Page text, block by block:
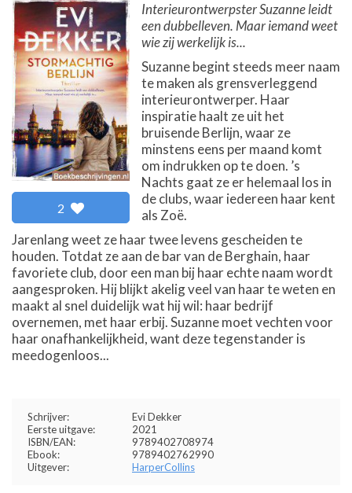
2
Interieurontwerpster Suzanne leidt
een dubbelleven. Maar iemand weet
wie zij werkelijk is...
Suzanne begint steeds meer naam
te maken als grensverleggend
interieurontwerper. Haar
inspiratie haalt ze uit het
bruisende Berlijn, waar ze
minstens eens per maand komt
om indrukken op te doen. ’s
Nachts gaat ze er helemaal los in
de clubs, waar iedereen haar kent
als Zoë.
Jarenlang weet ze haar twee levens gescheiden te
houden. Totdat ze aan de bar van de Berghain, haar
favoriete club, door een man bij haar echte naam wordt
aangesproken. Hij blijkt akelig veel van haar te weten en
maakt al snel duidelijk wat hij wil: haar bedrijf
overnemen, met haar erbij. Suzanne moet vechten voor
haar onafhankelijkheid, want deze tegenstander is
meedogenloos...
Schrijver:
Evi Dekker
Eerste uitgave:
2021
ISBN/EAN:
9789402708974
Ebook:
9789402762990
Uitgever:
HarperCollins